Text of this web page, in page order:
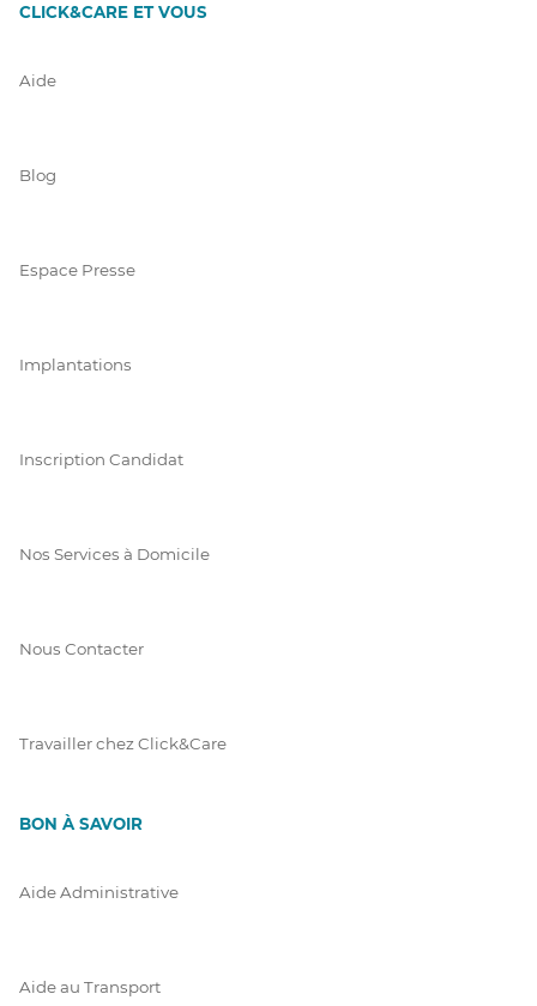
CLICK&CARE ET VOUS
Aide
Blog
Espace Presse
Implantations
Inscription Candidat
Nos Services à Domicile
Nous Contacter
Travailler chez Click&Care
BON À SAVOIR
Aide Administrative
Aide au Transport